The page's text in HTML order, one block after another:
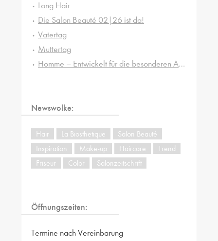
Long Hair
Die Salon Beauté 02|26 ist da!
Vatertag
Muttertag
Homme – Entwickelt für die besonderen Ansprüche von Männerhaut und -haar
Newswolke:
Hair La Biosthetique
Salon Beauté
Inspiration
Make-up Haircare
Trend
Friseur
Color Salonzeitschrift
Öffnungszeiten:
Termine nach Vereinbarung